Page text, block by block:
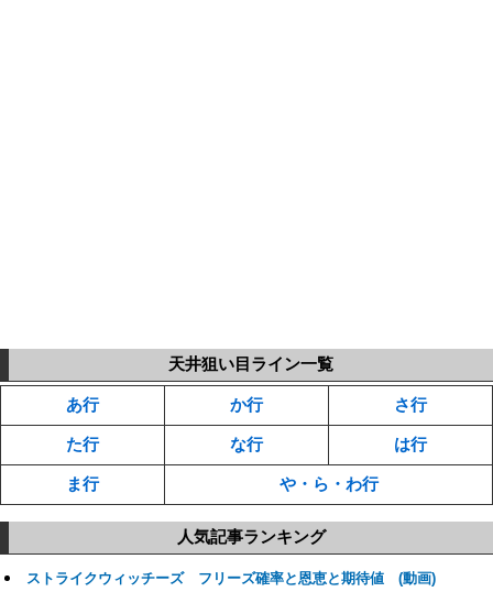
天井狙い目ライン一覧
あ行 か行 さ行
た行 な行 は行
ま行 や・ら・わ行
人気記事ランキング
ストライクウィッチーズ フリーズ確率と恩恵と期待値 (動画)